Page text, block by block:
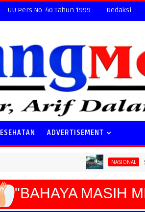
UU Pers No. 40 Tahun 1999 Redaksi
ADVERTISEMENT
NASIONAL Special
MASIH